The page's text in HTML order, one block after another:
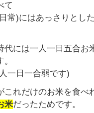
て
常)にはあっさりとし
代には一人一日五合お
一日一合弱です)
これだけのお米を食べ
米だったためです。